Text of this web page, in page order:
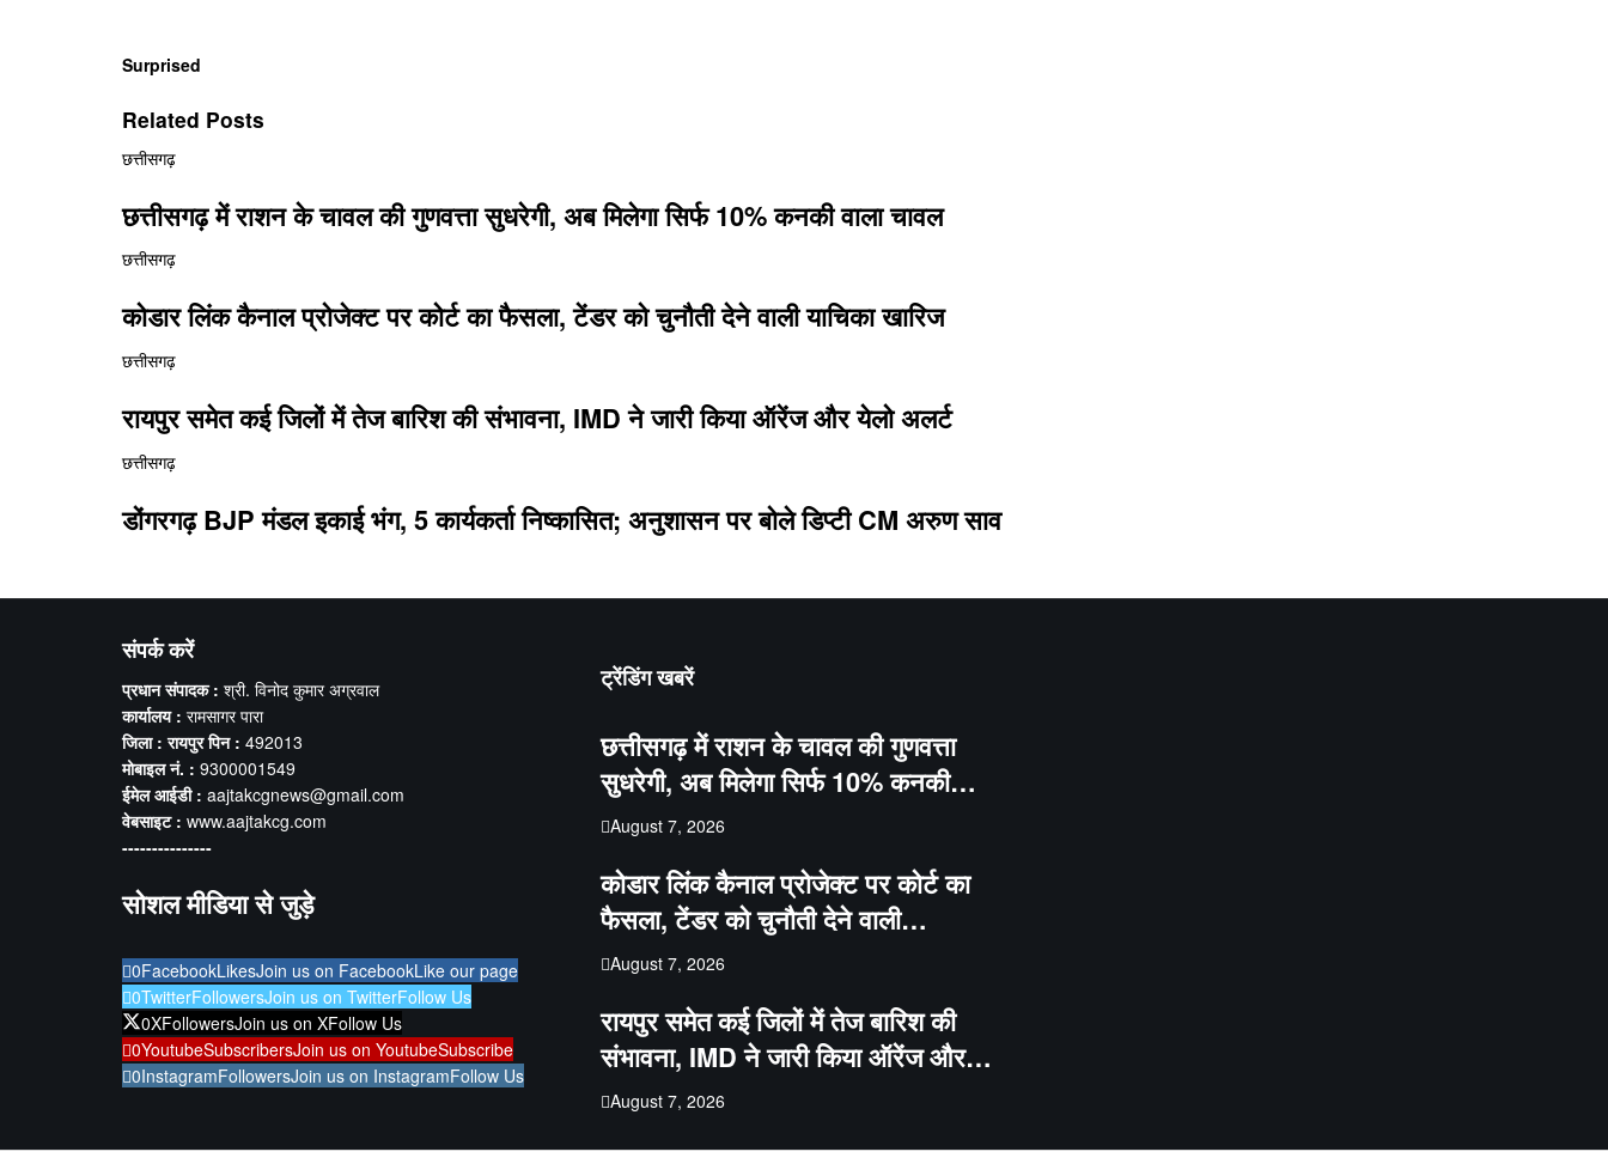
Surprised
Related Posts
छत्तीसगढ़
छत्तीसगढ़ में राशन के चावल की गुणवत्ता सुधरेगी, अब मिलेगा सिर्फ 10% कनकी वाला चावल
छत्तीसगढ़
कोडार लिंक कैनाल प्रोजेक्ट पर कोर्ट का फैसला, टेंडर को चुनौती देने वाली याचिका खारिज
छत्तीसगढ़
रायपुर समेत कई जिलों में तेज बारिश की संभावना, IMD ने जारी किया ऑरेंज और येलो अलर्ट
छत्तीसगढ़
डोंगरगढ़ BJP मंडल इकाई भंग, 5 कार्यकर्ता निष्कासित; अनुशासन पर बोले डिप्टी CM अरुण साव
संपर्क करें
प्रधान संपादक : श्री. विनोद कुमार अग्रवाल
कार्यालय : रामसागर पारा
जिला : रायपुर पिन : 492013
मोबाइल नं. : 9300001549
ईमेल आईडी : aajtakcgnews@gmail.com
वेबसाइट : www.aajtakcg.com
---------------
सोशल मीडिया से जुड़े
0FacebookLikesJoin us on FacebookLike our page
0TwitterFollowersJoin us on TwitterFollow Us
0XFollowersJoin us on XFollow Us
0YoutubeSubscribersJoin us on YoutubeSubscribe
0InstagramFollowersJoin us on InstagramFollow Us
ट्रेंडिंग खबरें
छत्तीसगढ़ में राशन के चावल की गुणवत्ता
सुधरेगी, अब मिलेगा सिर्फ 10% कनकी…
August 7, 2026
कोडार लिंक कैनाल प्रोजेक्ट पर कोर्ट का
फैसला, टेंडर को चुनौती देने वाली…
August 7, 2026
रायपुर समेत कई जिलों में तेज बारिश की
संभावना, IMD ने जारी किया ऑरेंज और…
August 7, 2026